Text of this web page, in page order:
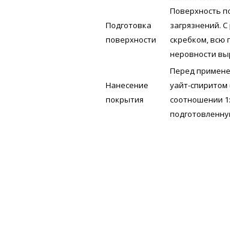
Подготовка
поверхности
Поверхность
загрязнений.
скребком, всю
неровности
Нанесение
покрытия
Перед
уайт-
соотношении